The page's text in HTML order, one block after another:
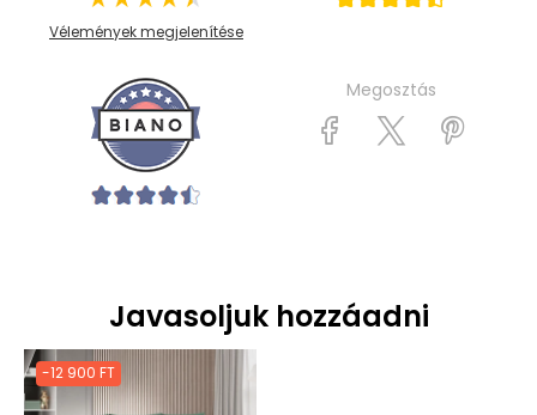
Vélemények megjelenítése
Megosztás
Javasoljuk hozzáadni
-12 900 FT